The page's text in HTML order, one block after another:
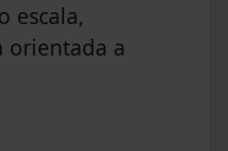
escala,
orientada a